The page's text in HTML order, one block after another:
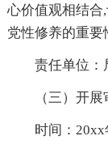
心价值观相结合
党性修养的重要
责任单位：
（三）开
时间：